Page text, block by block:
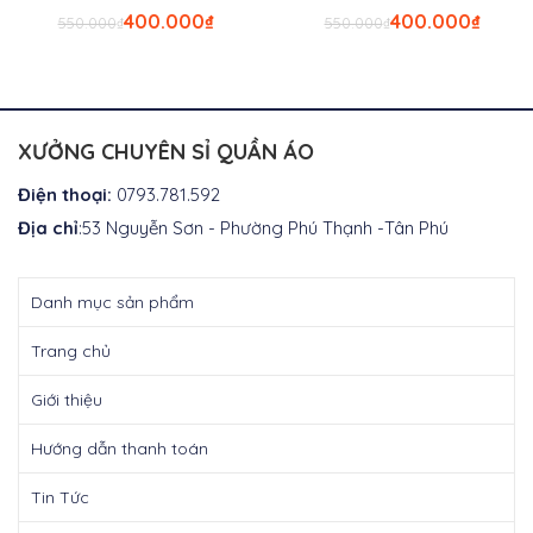
₫
550.000 Giá
₫
400.000 Giá
₫400.000.
₫
550.000 Giá
₫
400.000 Giá
XƯỞNG CHUYÊN SỈ QUẦN ÁO
Điện thoại: 0793.781.592
Địa chỉ:53 Nguyễn Sơn - Phường Phú Thạnh -Tân Phú
Danh mục sản phẩm
Trang chủ
Giới thiệu
Hướng dẫn thanh toán
Tin Tức